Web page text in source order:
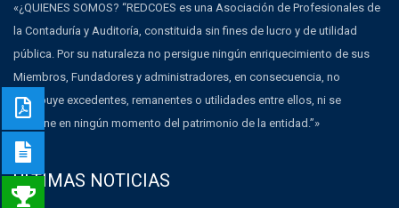
«¿QUIENES SOMOS? “REDCOES es una Asociación de Profesionales de
la Contaduría y Auditoría, constituida sin fines de lucro y de utilidad
pública. Por su naturaleza no persigue ningún enriquecimiento de sus
Miembros, Fundadores y administradores, en consecuencia, no
distribuye excedentes, remanentes o utilidades entre ellos, ni se
dispone en ningún momento del patrimonio de la entidad.”»
ULTIMAS NOTICIAS